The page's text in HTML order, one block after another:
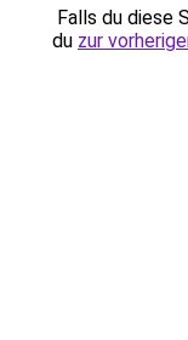
Falls du diese
du zur